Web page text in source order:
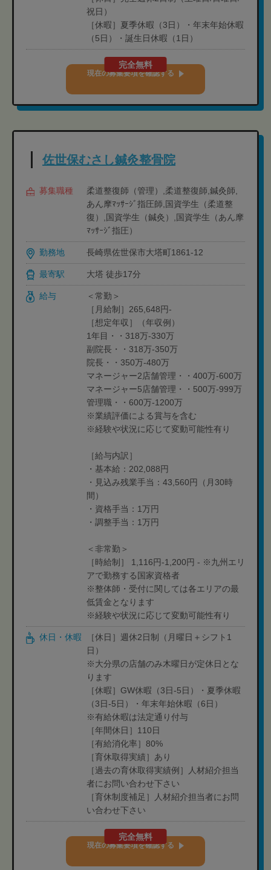
祝日）
［休暇］夏季休暇（3日）・年末年始休暇
（5日）・誕生日休暇（1日）
完全無料
現在の募集要項を確認する
佐世保むさし鍼灸整骨院
募集職種
柔道整復師（管理）,柔道整復師,鍼灸師,
あん摩ﾏｯｻｰｼﾞ指圧師,国資学生（柔道整
復）,国資学生（鍼灸）,国資学生（あん摩
ﾏｯｻｰｼﾞ指圧）
勤務地 長崎県佐世保市大塔町1861-12
最寄駅 大塔 徒歩17分
給与
＜常勤＞
［月給制］265,648円-
［想定年収］（年収例）
1年目・・318万-330万
副院長・・318万-350万
院長・・350万-480万
マネージャー2店舗管理・・400万-600万
マネージャー5店舗管理・・500万-999万
管理職・・600万-1200万
※業績評価による賞与を含む
※経験や状況に応じて変動可能性有り
［給与内訳］
・基本給：202,088円
・見込み残業手当：43,560円（月30時
間）
・資格手当：1万円
・調整手当：1万円
＜非常勤＞
［時給制］ 1,116円-1,200円 - ※九州エリ
アで勤務する国家資格者
※整体師・受付に関しては各エリアの最
低賃金となります
※経験や状況に応じて変動可能性有り
休日・休暇
［休日］週休2日制（月曜日＋シフト1
日）
※大分県の店舗のみ木曜日が定休日とな
ります
［休暇］GW休暇（3日-5日）・夏季休暇
（3日-5日）・年末年始休暇（6日）
※有給休暇は法定通り付与
［年間休日］110日
［有給消化率］80%
［育休取得実績］あり
［過去の育休取得実績例］人材紹介担当
者にお問い合わせ下さい
［育休制度補足］人材紹介担当者にお問
い合わせ下さい
完全無料
現在の募集要項を確認する